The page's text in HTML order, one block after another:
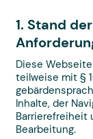
1. Stand
Diese
teilweise mit §
Inhalte, der
Barrierefreiheit
Bearbeitung.